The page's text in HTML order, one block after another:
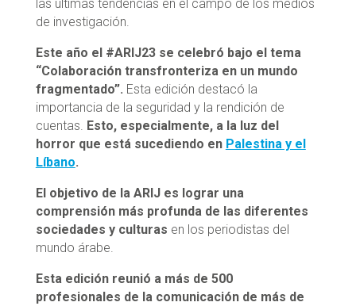
las últimas tendencias en el campo de los medios
de investigación.
Este año el #ARIJ23 se celebró bajo el tema
“Colaboración transfronteriza en un mundo
fragmentado”. Esta edición destacó la
importancia de la seguridad y la rendición de
cuentas. Esto, especialmente, a la luz del
horror que está sucediendo en Palestina y el
Líbano.
El objetivo de la ARIJ es lograr una
comprensión más profunda de las diferentes
sociedades y culturas en los periodistas del
mundo árabe.
Esta edición reunió a más de 500
profesionales de la comunicación de más de